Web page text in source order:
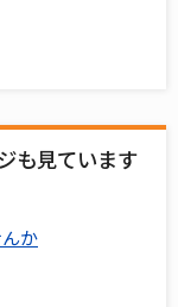
も見ています
か